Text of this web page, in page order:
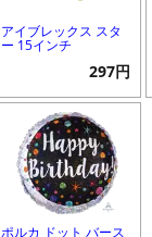
アイブレックス スタ
ー 15インチ
297円
ポルカ ドット バース